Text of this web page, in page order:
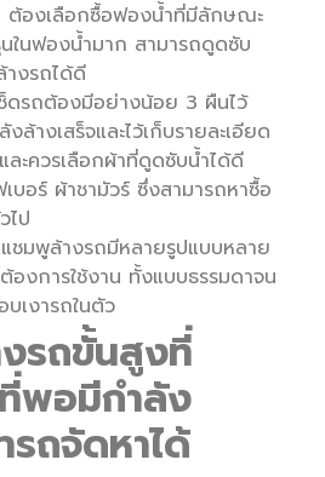
ต้องเลือกซื้อฟองน้ำที่มีลักษณะ
ในฟองน้ำมาก สามารถดูดซับ
งรถได้ดี
ดรถต้องมีอย่างน้อย 3 ผืนไว้
ล้างเสร็จและไว้เก็บรายละเอียด
ะควรเลือกผ้าที่ดูดซับน้ำได้ดี
เบอร์ ผ้าชามัวร์ ซึ่งสามารถหาซื้อ
ไป
แชมพูล้างรถมีหลายรูปแบบหลาย
องการใช้งาน ทั้งแบบธรรมดาจน
บเงารถในตัว
รถขั้นสูงที่
พอมีกำลัง
ถจัดหาได้